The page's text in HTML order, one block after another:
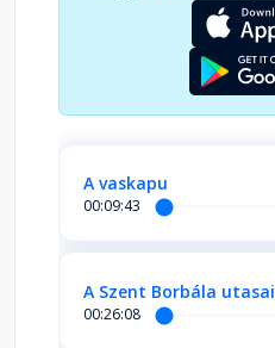
A vaskapu
00:09:43
A Szent Borbála utasai
00:26:08